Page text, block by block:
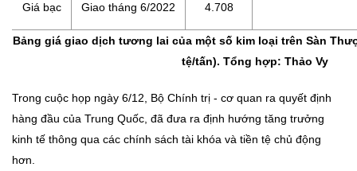
Giá bạc Giao tháng 6/2022 4.708
Bảng giá giao dịch tương lai của một số kim loại trên Sàn
tệ/tấn). Tổng hợp: Thảo Vy
Trong cuộc họp ngày 6/12, Bộ Chính trị - cơ quan ra quyết định
hàng đầu của Trung Quốc, đã đưa ra định hướng tăng trưởng
kinh tế thông qua các chính sách tài khóa và tiền tệ chủ động
hơn.